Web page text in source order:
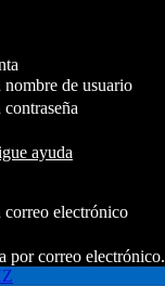
nombre de usuario
contraseña
ayuda
correo electrónico
por correo electrónico.